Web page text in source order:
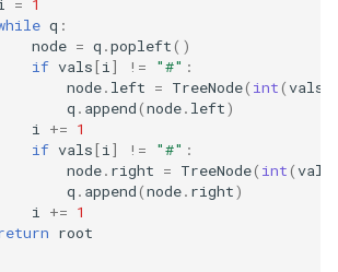
k 大节点
现的次数
现的次数
点的值之
器
个节点之
在给定的
= 1
q :
node = q .popleft()
if vals[i] != "#" :
node. left = TreeNode( int(vals
q . append(node. left)
i += 1
if vals[i] != "#" :
node. right = TreeNode( int(vals
q . append(node. right)
i += 1
root